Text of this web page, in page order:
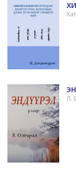
Л.